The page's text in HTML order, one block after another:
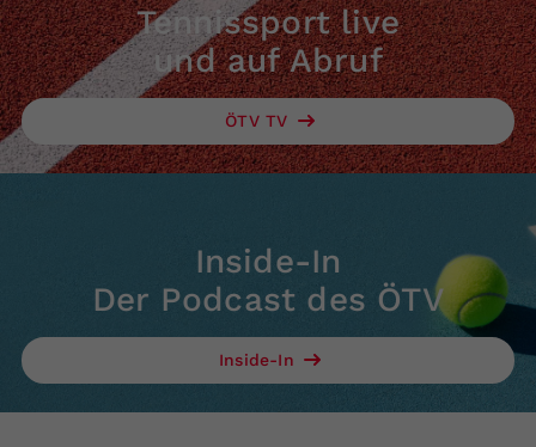
Tennissport live
und auf Abruf
ÖTV TV
Inside-In
Der Podcast des ÖTV
Inside-In